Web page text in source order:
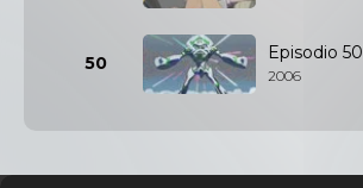
50 Episodio 50
2006